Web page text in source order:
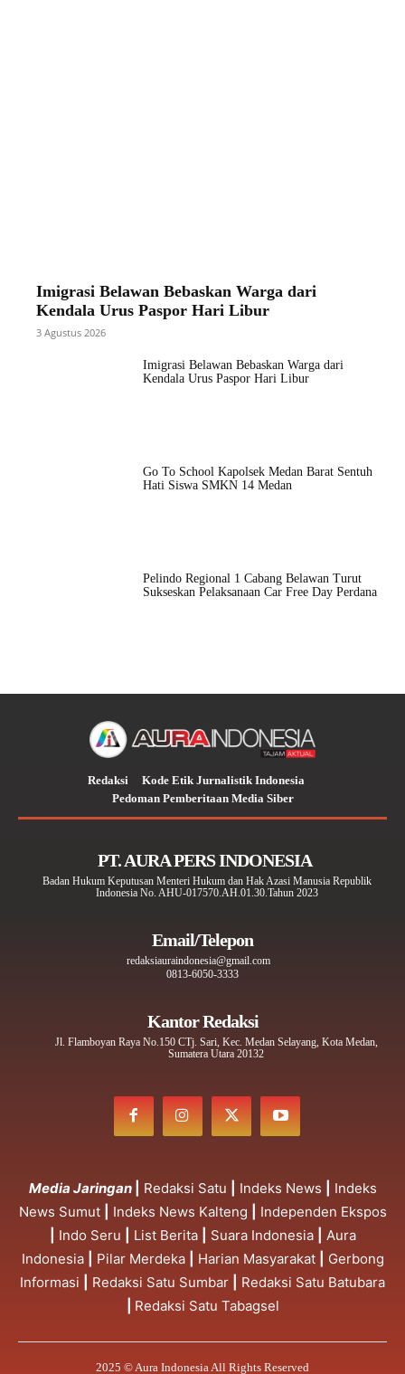
Imigrasi Belawan Bebaskan Warga dari
Kendala Urus Paspor Hari Libur
3 Agustus 2026
Imigrasi Belawan Bebaskan Warga dari
Kendala Urus Paspor Hari Libur
Go To School Kapolsek Medan Barat Sentuh
Hati Siswa SMKN 14 Medan
Pelindo Regional 1 Cabang Belawan Turut
Sukseskan Pelaksanaan Car Free Day Perdana
Redaksi
Kode Etik Jurnalistik Indonesia
Pedoman Pemberitaan Media Siber
PT. AURA PERS INDONESIA
Badan Hukum Keputusan Menteri Hukum dan Hak Azasi Manusia Republik
Indonesia No. AHU-017570.AH.01.30.Tahun 2023
Email/Telepon
redaksiauraindonesia@gmail.com
0813-6050-3333
Kantor Redaksi
Jl. Flamboyan Raya No.150 CTj. Sari, Kec. Medan Selayang, Kota Medan,
Sumatera Utara 20132
Media Jaringan Redaksi Satu Indeks News
Indeks
News Sumut
Indeks News Kalteng
Independen Ekspos
Indo Seru List Berita Suara Indonesia
Aura
Indonesia
Pilar Merdeka Harian Masyarakat
Gerbong
Informasi
Redaksi Satu Sumbar
Redaksi Satu Batubara
Redaksi Satu Tabagsel
2025 © Aura Indonesia All Rights Reserved